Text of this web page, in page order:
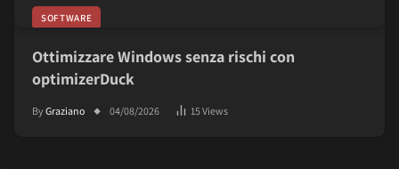
SOFTWARE
Ottimizzare Windows senza rischi con
optimizerDuck
ByGraziano 04/08/2026 15Views